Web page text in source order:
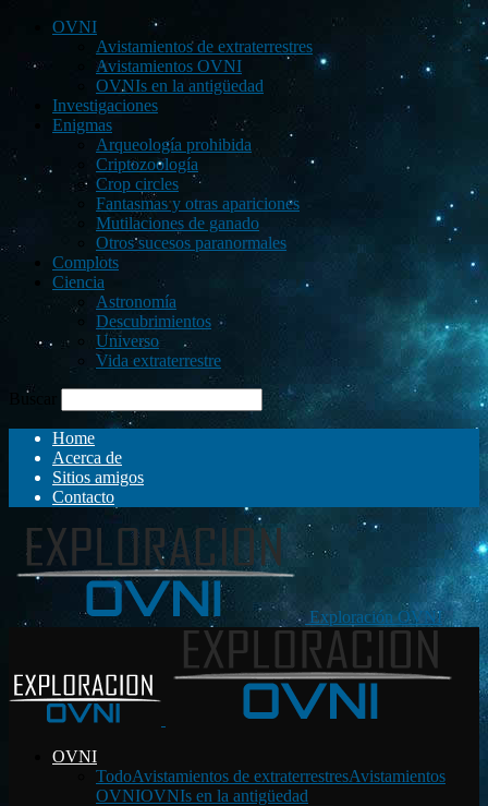
OVNI
Avistamientos de extraterrestres
Avistamientos OVNI
OVNIs en la antigüedad
Investigaciones
Enigmas
Arqueología prohibida
Criptozoología
Crop circles
Fantasmas y otras apariciones
Mutilaciones de ganado
Otros sucesos paranormales
Complots
Ciencia
Astronomía
Descubrimientos
Universo
Vida extraterrestre
Buscar
Home
Acerca de
Sitios amigos
Contacto
Exploración OVNI
OVNI
TodoAvistamientos de extraterrestresAvistamientos
OVNIOVNIs en la antigüedad